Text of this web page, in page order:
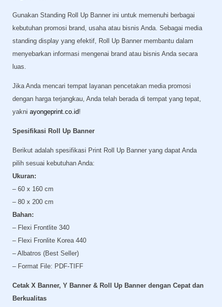
Gunakan Standing Roll Up Banner ini untuk memenuhi berbagai
kebutuhan promosi brand, usaha atau bisnis Anda. Sebagai media
standing display yang efektif, Roll Up Banner membantu dalam
menyebarkan informasi mengenai brand atau bisnis Anda secara
luas.
Jika Anda mencari tempat layanan pencetakan media promosi
dengan harga terjangkau, Anda telah berada di tempat yang tepat,
yakni ayongeprint.co.id!
Spesifikasi Roll Up Banner
Berikut adalah spesifikasi Print Roll Up Banner yang dapat Anda
pilih sesuai kebutuhan Anda:
Ukuran:
– 60 x 160 cm
– 80 x 200 cm
Bahan:
– Flexi Frontlite 340
– Flexi Fronlite Korea 440
– Albatros (Best Seller)
– Format File: PDF-TIFF
Cetak X Banner, Y Banner & Roll Up Banner dengan Cepat dan
Berkualitas